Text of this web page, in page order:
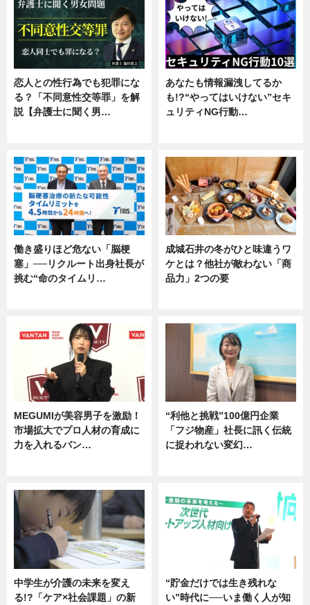
恋人との性行為でも犯罪にな
る？「不同意性交等罪」を解
説【弁護士に聞く男…
あなたも情報漏洩してるか
も!?“やってはいけない”セキ
ュリティNG行動…
働き盛りほど危ない「脳梗
塞」──リクルート出身社長が
挑む“命のタイムリ…
成城石井の冬がひと味違うワ
ケとは？他社が敵わない「商
品力」2つの要
MEGUMIが美容男子を激励！
市場拡大でプロ人材の育成に
力を入れるバン…
“利他と挑戦”100億円企業
「フジ物産」社長に訊く伝統
に捉われない変幻…
中学生が介護の未来を変え
る!?「ケア×社会課題」の新
“貯金だけでは生き残れな
い”時代に──いま働く人が知